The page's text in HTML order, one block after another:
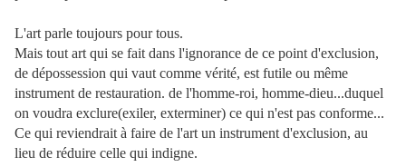
L'art parle toujours pour tous.
Mais tout art qui se fait dans l'ignorance de ce point d'exclusion,
de dépossession qui vaut comme vérité, est futile ou même
instrument de restauration. de l'homme-roi, homme-dieu...duquel
on voudra exclure(exiler, exterminer) ce qui n'est pas conforme...
Ce qui reviendrait à faire de l'art un instrument d'exclusion, au
lieu de réduire celle qui indigne.